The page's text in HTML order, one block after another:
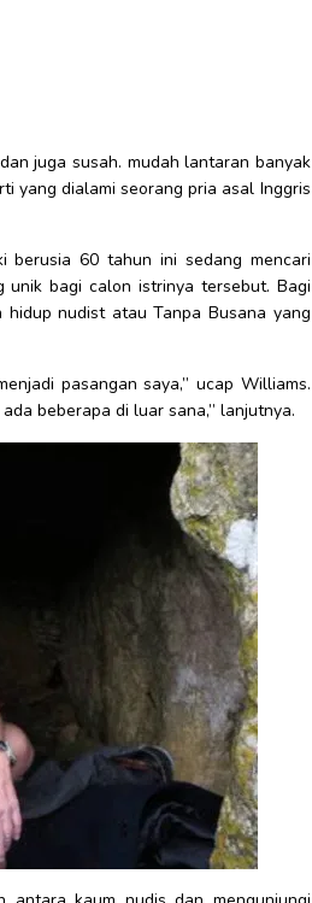
juga susah. mudah lantaran banyak
yang dialami seorang pria asal Inggris
berusia 60 tahun ini sedang mencari
unik bagi calon istrinya tersebut. Bagi
nudist atau Tanpa Busana yang
pasangan saya,” ucap Williams.
beberapa di luar sana,” lanjutnya.